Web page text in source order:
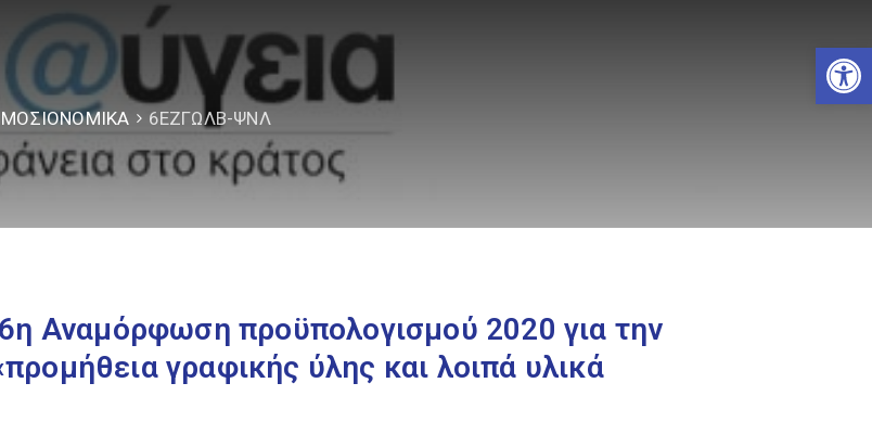
6ΕΖΓΩΛΒ-ΨΝΛ
Αναμόρφωση προϋπολογισμού 2020 για την
γραφικής ύλης και λοιπά υλικά